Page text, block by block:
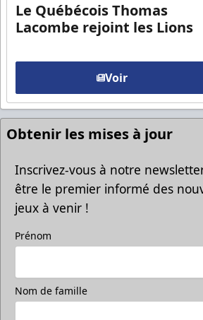
Le Québécois Thomas
Lacombe rejoint les Lions
Voir
Obtenir les mises à jour
Inscrivez-vous à notre
être le premier informé des
jeux à venir !
Prénom
Nom de famille